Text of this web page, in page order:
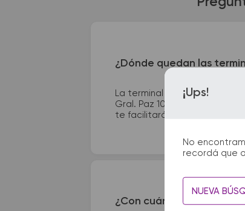
¡Ups!
No
recordá que
NUEVA
¿Dónde quedan las
La terminal de ómnibus de
Gral. Paz 10868. En las
te facilitarán la partida y el
¿Con cuánta